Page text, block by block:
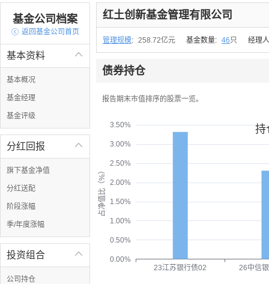
易方达上证中盘ETF联
基金公司档案
 返回基金公司首页

基本资料
基本概况
基金经理
基金评级

分红回报
旗下基金净值
分红送配
阶段涨幅
季/年度涨幅

投资组合
公司持仓
红土创新基金管理有限公司
管理规模: 258.72亿元 基金数量: 46只 经理
债券持仓
报告期末市值排序的股票一览。
占净值比（%）
0.00%
0.50%
1.00%
1.50%
2.00%
2.50%
3.00%
3.50%
23江苏银行债02 26中信
持